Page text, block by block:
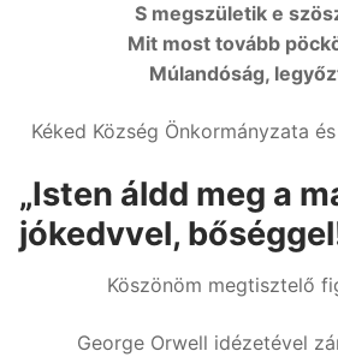
S megszületik e
Mit most tovább
Múlandóság,
Kéked Község Önkormányzata
„Isten áldd meg a
jókedvvel,
Köszönöm megtisztelő
George Orwell idézetével